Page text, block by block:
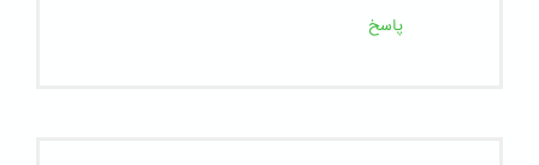
پاسخ